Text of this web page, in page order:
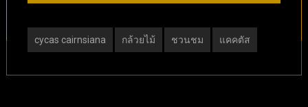
cycas cairnsiana กล้วยไม้ ชวนชม แคคตัส